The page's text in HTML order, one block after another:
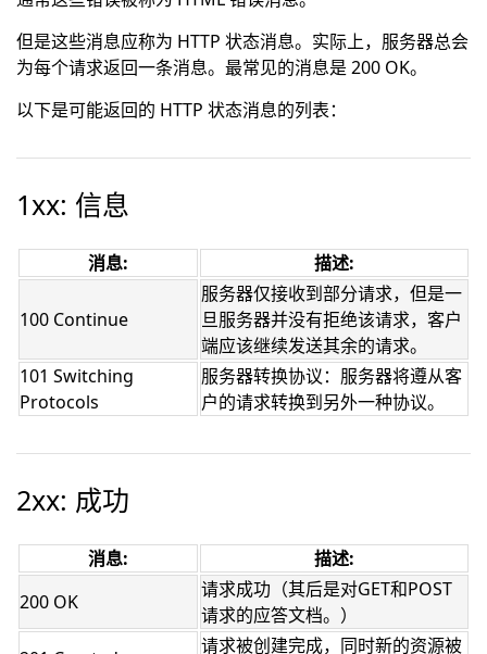
但是这些消息应称为 HTTP 状态消息。实际上，服务器总会
为每个请求返回一条消息。最常见的消息是 200 OK。
以下是可能返回的 HTTP 状态消息的列表：
1xx: 信息
消息: 描述:
100 Continue
服务器仅接收到部分请求，但是一
旦服务器并没有拒绝该请求，客户
端应该继续发送其余的请求。
101 Switching
Protocols
服务器转换协议：服务器将遵从客
户的请求转换到另外一种协议。
2xx: 成功
消息:
描述:
200 OK
请求成功（其后是对GET和POST
请求的应答文档。）
请求被创建完成，同时新的资源被